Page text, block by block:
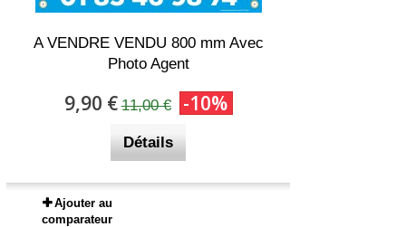
A VENDRE VENDU 800 mm Avec
Photo Agent
9,90 € 11,00 € -10%
Détails
Ajouter au
comparateur